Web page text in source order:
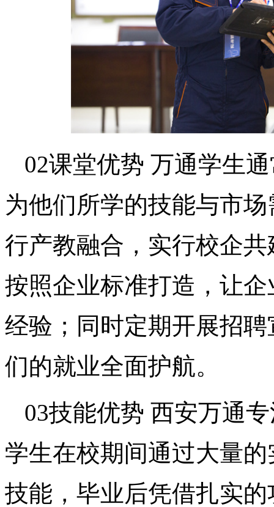
02课堂优势 万通学生
为他们所学的技能与市
行产教融合，实行校企
按照企业标准打造，让
经验；同时定期开展招
们的就业全面护航。
03技能优势 西安万通
学生在校期间通过大量
技能，毕业后凭借扎实